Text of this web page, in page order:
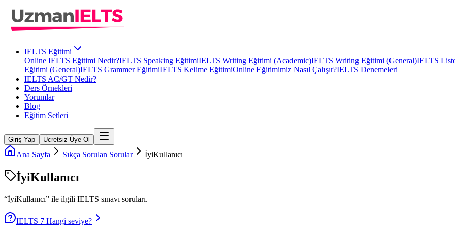
IELTS Eğitimi
Online IELTS Eğitimi Nedir?IELTS Speaking EğitimiIELTS Writing Eğitimi (Academic)IELTS Writing Eğitimi (General)IELTS
Eğitimi (General)IELTS Grammer EğitimiIELTS Kelime EğitimiOnline Eğitimimiz Nasıl Çalışır?IELTS Denemeleri
IELTS AC/GT Nedir?
Ders Örnekleri
Yorumlar
Blog
Eğitim Setleri
Giriş Yap Ücretsiz Üye Ol
Ana Sayfa Sıkça Sorulan Sorular İyiKullanıcı
İyiKullanıcı
“İyiKullanıcı” ile ilgili IELTS sınavı soruları.
IELTS 7 Hangi seviye?